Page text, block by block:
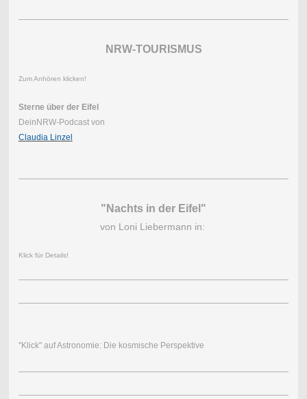
NRW-TOURISMUS
Zum Anhören klicken!
Sterne über der Eifel
DeinNRW-Podcast von
Claudia Linzel
"Nachts in der Eifel"
von Loni Liebermann in:
Klick für Details!
"Klick" auf Astronomie: Die kosmische Perspektive